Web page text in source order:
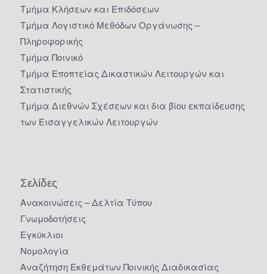
Τμήμα Κλήσεων και Επιδόσεων
Τμήμα Λογιστικό Μεθόδων Οργάνωσης –
Πληροφορικής
Τμήμα Ποινικό
Τμήμα Εποπτείας Δικαστικών Λειτουργών και
Στατιστικής
Τμήμα Διεθνών Σχέσεων και δια βίου εκπαίδευσης
των Εισαγγελικών Λειτουργών
Σελίδες
Ανακοινώσεις – Δελτία Τύπου
Γνωμοδοτήσεις
Εγκύκλιοι
Νομολογία
Αναζήτηση Εκθεμάτων Ποινικής Διαδικασίας